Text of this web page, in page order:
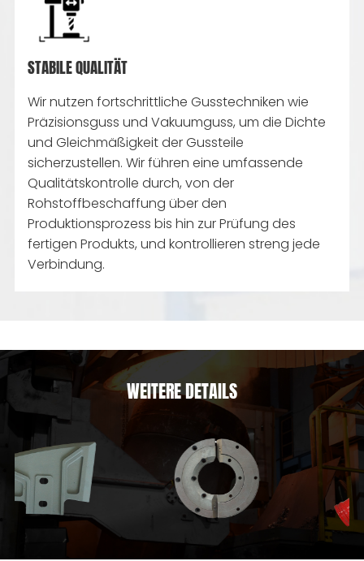
STABILE QUALITÄT
Wir nutzen fortschrittliche Gusstechniken wie
Präzisionsguss und Vakuumguss, um die Dichte
und Gleichmäßigkeit der Gussteile
sicherzustellen. Wir führen eine umfassende
Qualitätskontrolle durch, von der
Rohstoffbeschaffung über den
Produktionsprozess bis hin zur Prüfung des
fertigen Produkts, und kontrollieren streng jede
Verbindung.
WEITERE DETAILS